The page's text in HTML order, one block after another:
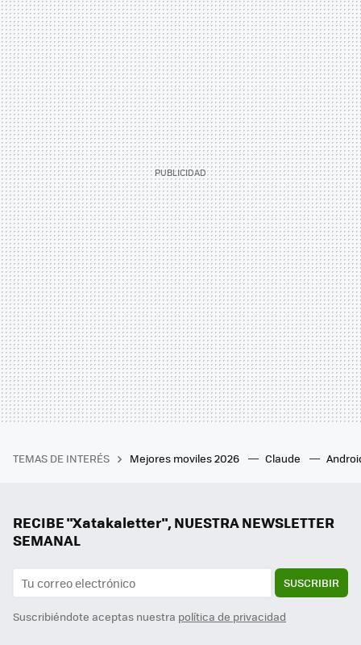
TEMAS DE INTERÉS Mejores moviles 2026 Claude
RECIBE "Xatakaletter", NUESTRA NEWSLETTER
SEMANAL
SUSCRIBIR
Suscribiéndote aceptas nuestra política de privacidad